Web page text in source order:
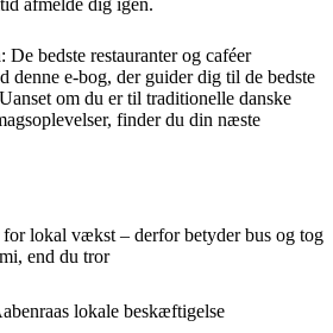
De bedste restauranter og caféer
denne e-bog, der guider dig til de bedste
om du er til traditionelle danske
finder du din næste
lokal vækst – derfor betyder bus og tog
end du tror
lokale beskæftigelse